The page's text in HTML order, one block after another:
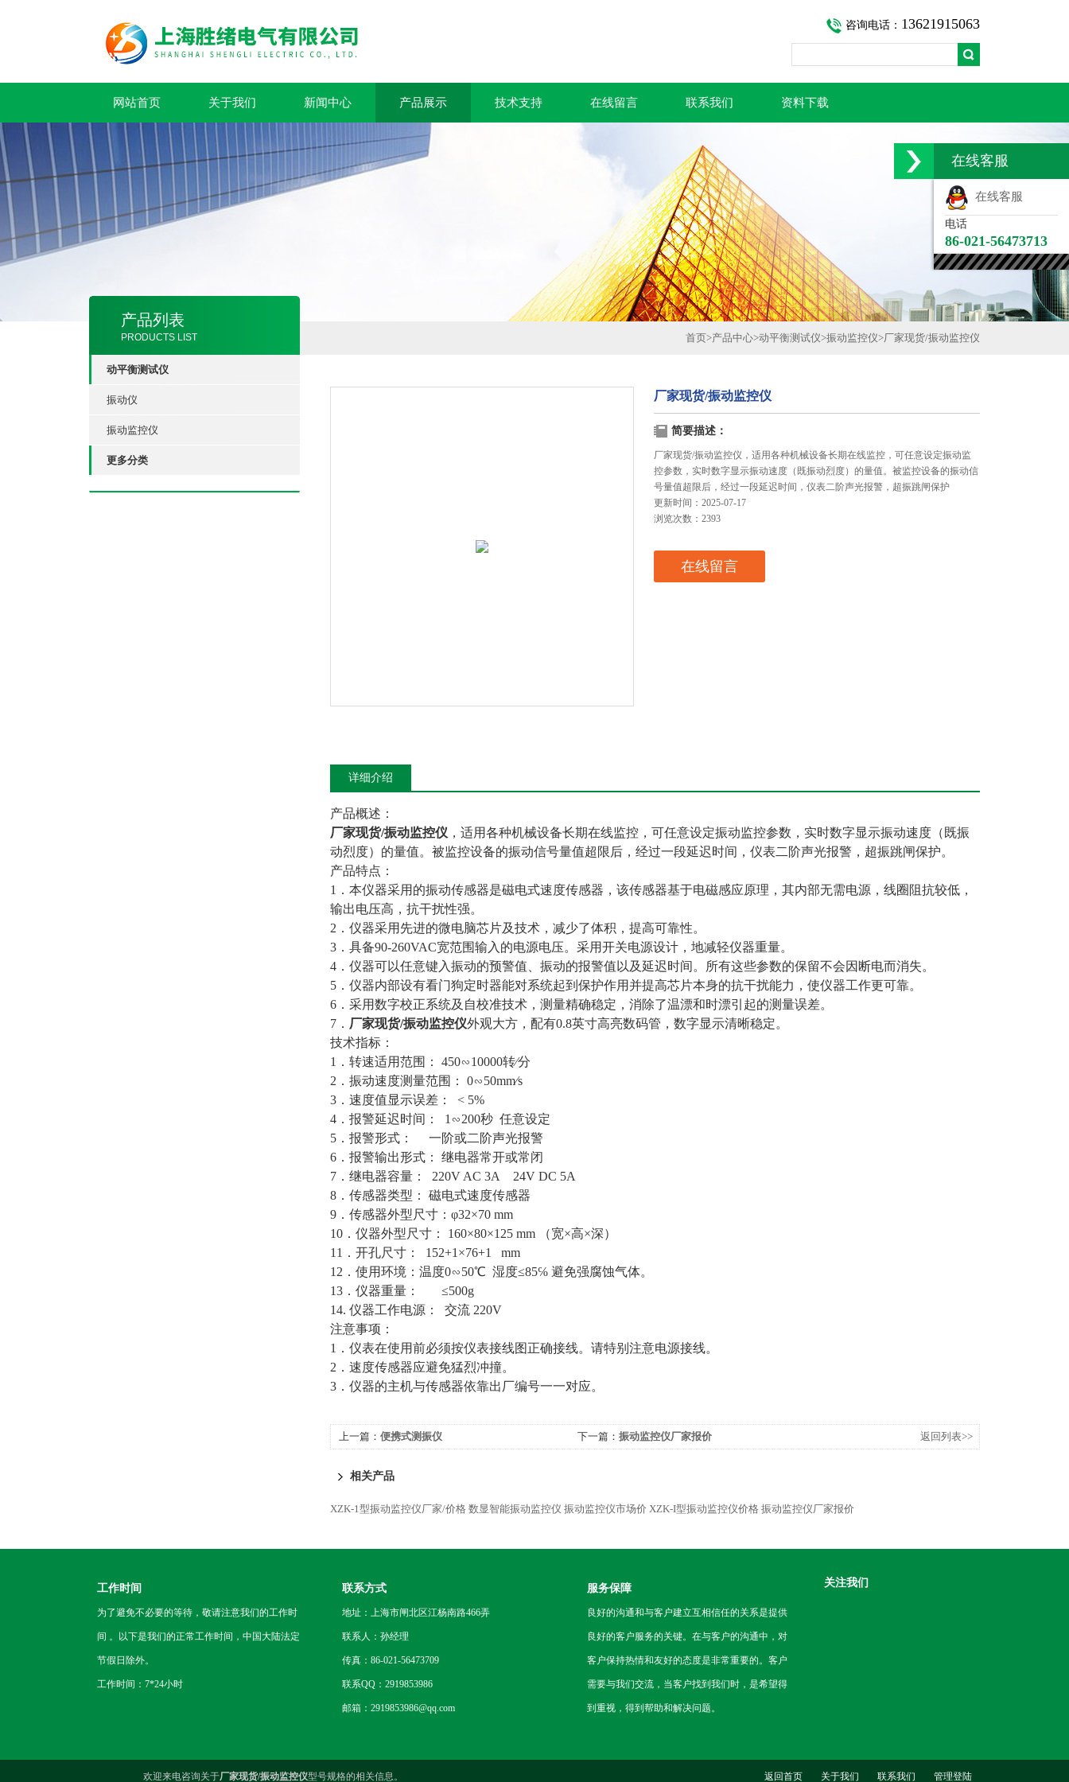
咨询电话： 13621915063
网站首页 关于我们 新闻中心 产品展示 技术支持 在线留言 联系我们 资料下载
产品列表
PRODUCTS LIST
动平衡测试仪
振动仪
振动监控仪
更多分类
首页>产品中心>动平衡测试仪>振动监控仪>厂家现货/振动监控仪
厂家现货/振动监控仪
简要描述：
厂家现货/振动监控仪，适用各种机械设备长期在线监控，可任意设定振动监
控参数，实时数字显示振动速度（既振动烈度）的量值。被监控设备的振动信
号量值超限后，经过一段延迟时间，仪表二阶声光报警，超振跳闸保护
更新时间：2025-07-17
浏览次数：2393
在线留言
详细介绍
产品概述：
厂家现货/振动监控仪 ，适用各种机械设备长期在线监控，可任意设定振动监控参数，实时数字显示振动速度（既振
动烈度）的量值。被监控设备的振动信号量值超限后，经过一段延迟时间，仪表二阶声光报警，超振跳闸保护。
产品特点：
1．本仪器采用的振动传感器是磁电式速度传感器，该传感器基于电磁感应原理，其内部无需电源，线圈阻抗较低，
输出电压高，抗干扰性强。
2．仪器采用先进的微电脑芯片及技术，减少了体积，提高可靠性。
3．具备90-260VAC宽范围输入的电源电压。采用开关电源设计，地减轻仪器重量。
4．仪器可以任意键入振动的预警值、振动的报警值以及延迟时间。所有这些参数的保留不会因断电而消失。
5．仪器内部设有看门狗定时器能对系统起到保护作用并提高芯片本身的抗干扰能力，使仪器工作更可靠。
6．采用数字校正系统及自校准技术，测量精确稳定，消除了温漂和时漂引起的测量误差。
7． 厂家现货/振动监控仪外观大方，配有0.8英寸高亮数码管，数字显示清晰稳定。
技术指标：
1．转速适用范围： 450∽10000转∕分
2．振动速度测量范围： 0∽50mm∕s
3．速度值显示误差： < 5%
4．报警延迟时间： 1∽200秒 任意设定
5．报警形式： 一阶或二阶声光报警
6．报警输出形式： 继电器常开或常闭
7．继电器容量： 220V AC 3A 24V DC 5A
8．传感器类型： 磁电式速度传感器
9．传感器外型尺寸：φ32×70 mm
10．仪器外型尺寸： 160×80×125 mm （宽×高×深）
11．开孔尺寸： 152+1×76+1 mm
12．使用环境：温度0∽50℃ 湿度≤85℅ 避免强腐蚀气体。
13．仪器重量： ≤500g
14. 仪器工作电源： 交流 220V
注意事项：
1．仪表在使用前必须按仪表接线图正确接线。请特别注意电源接线。
2．速度传感器应避免猛烈冲撞。
3．仪器的主机与传感器依靠出厂编号一一对应。
上一篇： 便携式测振仪 下一篇： 振动监控仪厂家报价 返回列表>>
相关产品
XZK-1型振动监控仪厂家/价格 数显智能振动监控仪 振动监控仪市场价 XZK-I型振动监控仪价格 振动监控仪厂家报价
工作时间
为了避免不必要的等待，敬请注意我们的工作时
间 。以下是我们的正常工作时间，中国大陆法定
节假日除外。
工作时间：7*24小时
联系方式
地址：上海市闸北区江杨南路466弄
联系人：孙经理
传真：86-021-56473709
联系QQ：2919853986
邮箱：2919853986@qq.com
服务保障
良好的沟通和与客户建立互相信任的关系是提供
良好的客户服务的关键。在与客户的沟通中，对
客户保持热情和友好的态度是非常重要的。客户
需要与我们交流，当客户找到我们时，是希望得
到重视，得到帮助和解决问题。
关注我们
欢迎来电咨询关于厂家现货/振动监控仪型号规格的相关信息。 返回首页 关于我们 联系我们 管理登陆
在线客服
在线客服
电话
86-021-56473713